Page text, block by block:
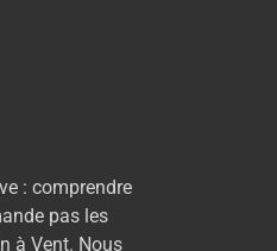
: comprendre
pas les
à Vent. Nous